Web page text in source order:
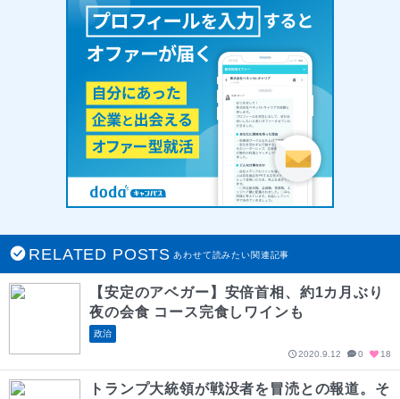
RELATED POSTS あわせて読みたい関連記事
【安定のアベガー】安倍首相、約1カ月ぶり
夜の会食 コース完食しワインも
政治
2020.9.12 0 18
トランプ大統領が戦没者を冒涜との報道。そ